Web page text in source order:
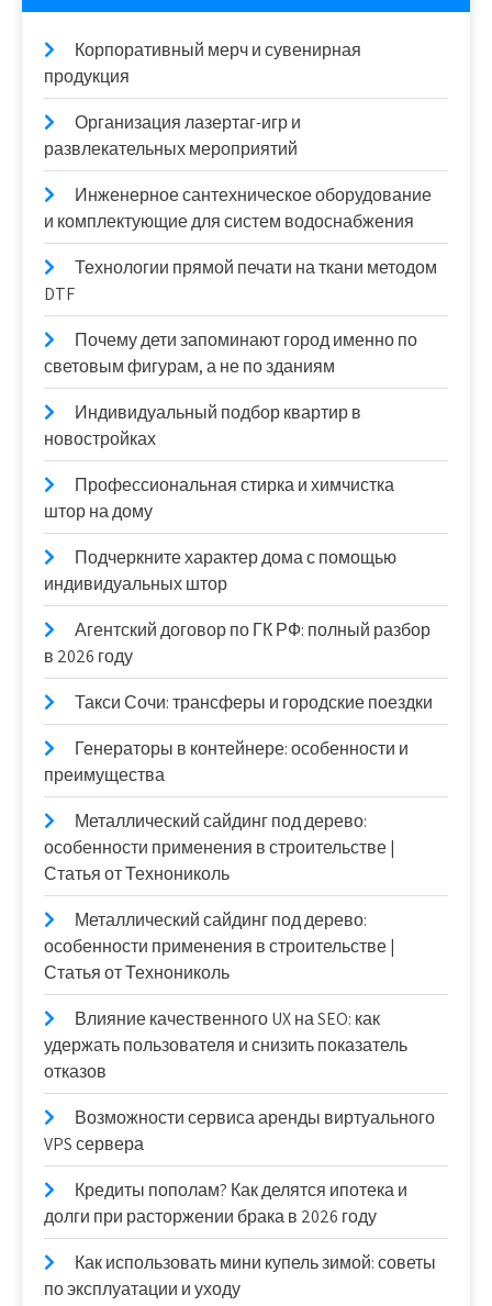
Корпоративный мерч и сувенирная
продукция
Организация лазертаг-игр и
развлекательных мероприятий
Инженерное сантехническое оборудование
и комплектующие для систем водоснабжения
Технологии прямой печати на ткани методом
DTF
Почему дети запоминают город именно по
световым фигурам, а не по зданиям
Индивидуальный подбор квартир в
новостройках
Профессиональная стирка и химчистка
штор на дому
Подчеркните характер дома с помощью
индивидуальных штор
Агентский договор по ГК РФ: полный разбор
в 2026 году
Такси Сочи: трансферы и городские поездки
Генераторы в контейнере: особенности и
преимущества
Металлический сайдинг под дерево:
особенности применения в строительстве |
Статья от Технониколь
Металлический сайдинг под дерево:
особенности применения в строительстве |
Статья от Технониколь
Влияние качественного UX на SEO: как
удержать пользователя и снизить показатель
отказов
Возможности сервиса аренды виртуального
VPS сервера
Кредиты пополам? Как делятся ипотека и
долги при расторжении брака в 2026 году
Как использовать мини купель зимой: советы
по эксплуатации и уходу